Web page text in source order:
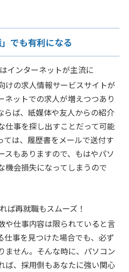
」でも有利になる
インターネットが主流に
けの求人情報サービスサイトが
ネットでの求人が増えつつあり
らば、紙媒体や友人からの紹介
仕事を探し出すことだって可能
ては、履歴書をメールで送付す
スもありますので、もはやパソ
機会損失になってしまうので
ば再就職もスムーズ！
や仕事内容は限られていると言
仕事を見つけた場合でも、必ず
ません。そんな時に、パソコン
ば、採用側もあなたに強い関心